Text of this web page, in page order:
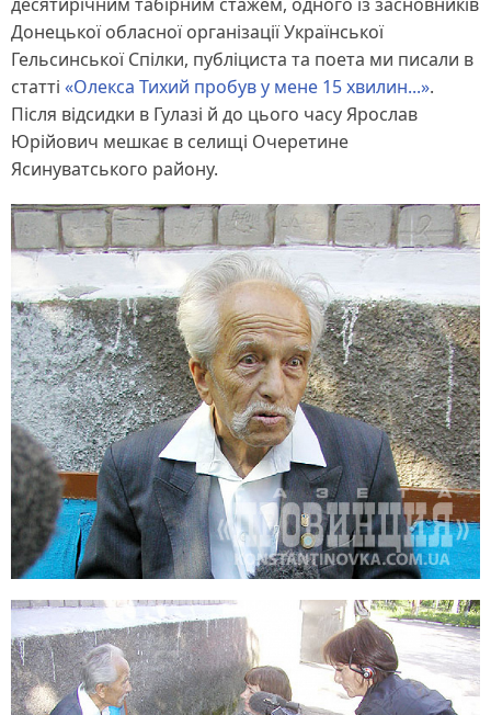
Донецької обласної організації Української
Гельсинської Спілки, публіциста та поета ми писали в
статті «Олекса Тихий пробув у мене 15 хвилин...».
Після відсидки в Гулазі й до цього часу Ярослав
Юрійович мешкає в селищі Очеретине
Ясинуватського району.